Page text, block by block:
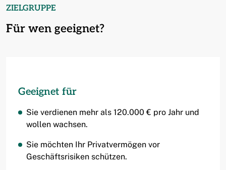
Für wen geeignet?
ZIELGRUPPE
Geeignet für
Sie verdienen mehr als 120.000 € pro Jahr und
wollen wachsen.
Sie möchten Ihr Privatvermögen vor
Geschäftsrisiken schützen.